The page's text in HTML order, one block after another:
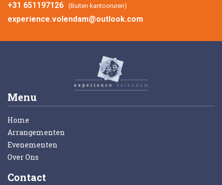
+31 651197126 (Buiten kantooruren)
experience.volendam@outlook.com
Menu
Home
Arrangementen
Evenementen
Over Ons
Contact